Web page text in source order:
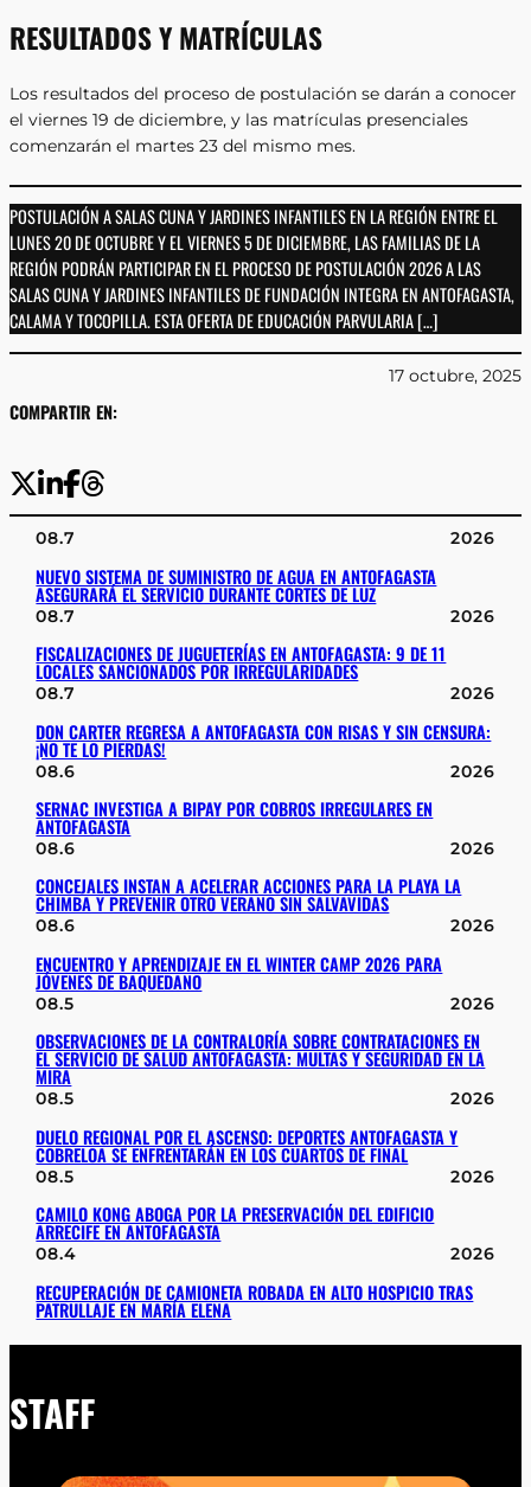
RESULTADOS Y MATRÍCULAS
Los resultados del proceso de postulación se darán a conocer
el viernes 19 de diciembre, y las matrículas presenciales
comenzarán el martes 23 del mismo mes.
POSTULACIÓN A SALAS CUNA Y JARDINES INFANTILES EN LA REGIÓN ENTRE EL
LUNES 20 DE OCTUBRE Y EL VIERNES 5 DE DICIEMBRE, LAS FAMILIAS DE LA
REGIÓN PODRÁN PARTICIPAR EN EL PROCESO DE POSTULACIÓN 2026 A LAS
SALAS CUNA Y JARDINES INFANTILES DE FUNDACIÓN INTEGRA EN ANTOFAGASTA,
CALAMA Y TOCOPILLA. ESTA OFERTA DE EDUCACIÓN PARVULARIA […]
COMPARTIR EN:
17 octubre, 2025
08.7 2026
NUEVO SISTEMA DE SUMINISTRO DE AGUA EN ANTOFAGASTA
ASEGURARÁ EL SERVICIO DURANTE CORTES DE LUZ
08.7 2026
FISCALIZACIONES DE JUGUETERÍAS EN ANTOFAGASTA: 9 DE 11
LOCALES SANCIONADOS POR IRREGULARIDADES
08.7 2026
DON CARTER REGRESA A ANTOFAGASTA CON RISAS Y SIN CENSURA:
¡NO TE LO PIERDAS!
08.6 2026
SERNAC INVESTIGA A BIPAY POR COBROS IRREGULARES EN
ANTOFAGASTA
08.6 2026
CONCEJALES INSTAN A ACELERAR ACCIONES PARA LA PLAYA LA
CHIMBA Y PREVENIR OTRO VERANO SIN SALVAVIDAS
08.6 2026
ENCUENTRO Y APRENDIZAJE EN EL WINTER CAMP 2026 PARA
JÓVENES DE BAQUEDANO
08.5 2026
OBSERVACIONES DE LA CONTRALORÍA SOBRE CONTRATACIONES EN
EL SERVICIO DE SALUD ANTOFAGASTA: MULTAS Y SEGURIDAD EN LA
MIRA
08.5 2026
DUELO REGIONAL POR EL ASCENSO: DEPORTES ANTOFAGASTA Y
COBRELOA SE ENFRENTARÁN EN LOS CUARTOS DE FINAL
08.5 2026
CAMILO KONG ABOGA POR LA PRESERVACIÓN DEL EDIFICIO
ARRECIFE EN ANTOFAGASTA
08.4 2026
RECUPERACIÓN DE CAMIONETA ROBADA EN ALTO HOSPICIO TRAS
PATRULLAJE EN MARÍA ELENA
STAFF